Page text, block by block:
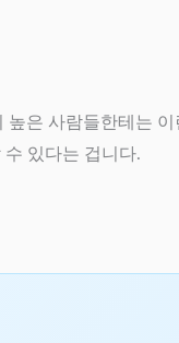
은 사람들한테는 이
수 있다는 겁니다.